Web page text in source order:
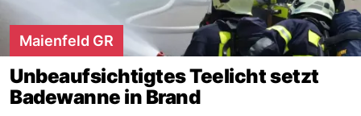
Maienfeld GR
Unbeaufsichtigtes Teelicht setzt
Badewanne in Brand